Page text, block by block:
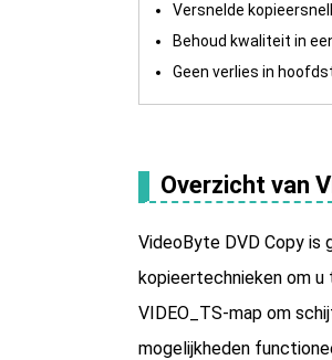
Versnelde
Behoud kwaliteit in
Geen verlies in
Overzicht van
VideoByte DVD Copy is
kopieertechnieken om
VIDEO_TS-map om
mogelijkheden